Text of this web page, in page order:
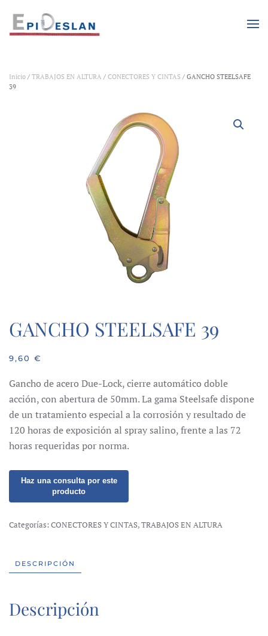
Skip to main content
Inicio / TRABAJOS EN ALTURA / CONECTORES Y CINTAS / GANCHO STEELSAFE
39
GANCHO STEELSAFE 39
9,60 €
Gancho de acero Due-Lock, cierre automático doble
acción, con abertura de 50mm. La gama Steelsafe dispone
de un tratamiento especial a la corrosión y resultado de
120 horas de exposición al spray salino, frente a las 72
horas requeridas por norma.
Categorías: CONECTORES Y CINTAS,TRABAJOS EN ALTURA
DESCRIPCIÓN
Descripción